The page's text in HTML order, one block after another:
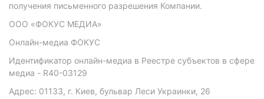
получения письменного разрешения Компании.
ООО «ФОКУС МЕДИА»
Онлайн-медиа ФОКУС
Идентификатор онлайн-медиа в Реестре субъектов в сфере
медиа - R40-03129
Адрес: 01133, г. Киев, бульвар Леси Украинки, 26